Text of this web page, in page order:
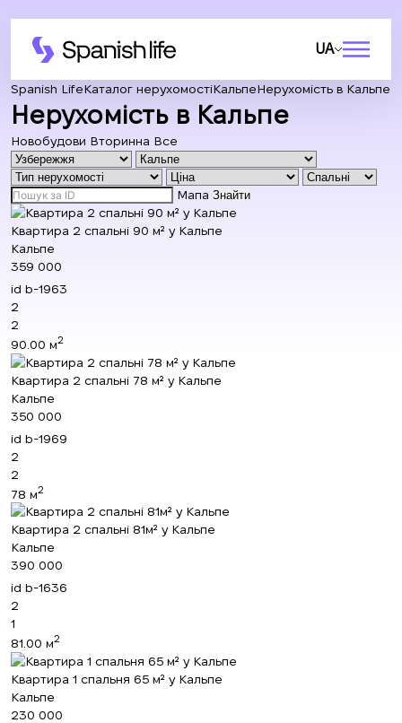
UA
Spanish LifeКаталог нерухомостіКальпеНерухомість в Кальпе
Нерухомість в Кальпе
Новобудови Вторинна Все
Мапа Знайти
Квартира 2 спальні 90 м² у Кальпе
Кальпе
359 000
id b-1963
2
2
90.00 м2
Квартира 2 спальні 78 м² у Кальпе
Кальпе
350 000
id b-1969
2
2
78 м2
Квартира 2 спальні 81м² у Кальпе
Кальпе
390 000
id b-1636
2
1
81.00 м2
Квартира 1 спальня 65 м² у Кальпе
Кальпе
230 000